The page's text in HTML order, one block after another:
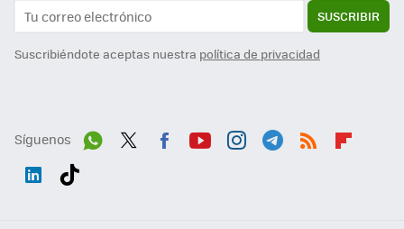
SUSCRIBIR
Suscribiéndote aceptas nuestra política de privacidad
Síguenos